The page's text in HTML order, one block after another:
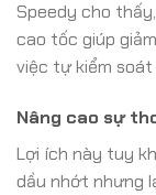
Speedy cho
cao tốc giúp
việc tự kiểm soát
Nâng cao sự
Lợi ích này tuy
dầu nhớt nhưng